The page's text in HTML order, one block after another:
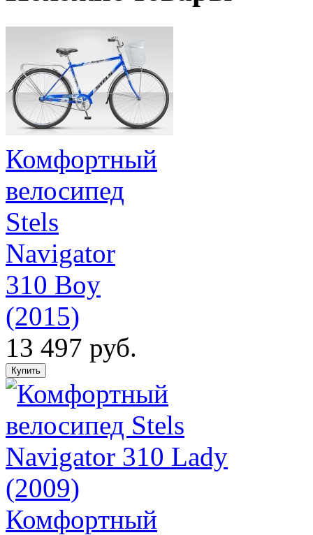
Комфортный
велосипед
Stels
Navigator
310 Boy
(2015)
13 497 руб.
Комфортный